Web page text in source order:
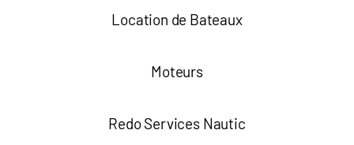
Location de Bateaux
Moteurs
Redo Services Nautic